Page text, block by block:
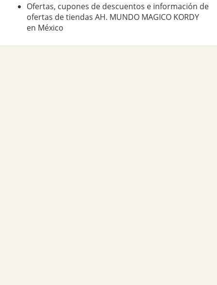
Ofertas, cupones de descuentos e información de
ofertas de tiendas AH. MUNDO MAGICO KORDY
en México